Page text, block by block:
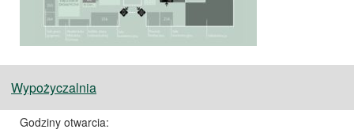
Wypożyczalnia
Godziny otwarcia: